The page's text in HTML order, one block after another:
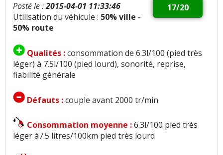
17/20
Posté le :2015-04-01 11:33:46
Utilisation du véhicule : 50% ville -
50% route
Qualités :consommation de 6.3l/100 (pied très
léger) à 7.5l/100 (pied lourd), sonorité, reprise,
fiabilité générale
Défauts :couple avant 2000 tr/min
Consommation moyenne :6.3l/100 pied très
léger à7.5 litres/100km pied très lourd